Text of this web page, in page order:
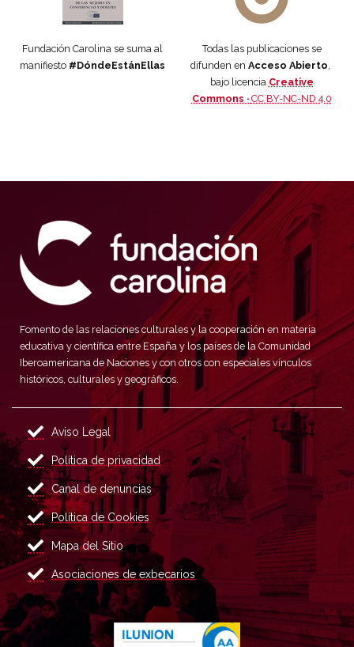
Fundación Carolina se suma al
manifiesto #DóndeEstánEllas
Todas las publicaciones se
difunden en Acceso Abierto,
bajo licencia Creative
Commons · CC BY-NC-ND 4.0
Fomento de las relaciones culturales y la cooperación en materia
educativa y científica entre España y los países de la Comunidad
Iberoamericana de Naciones y con otros con especiales vínculos
históricos, culturales y geográficos.
Aviso Legal
Política de privacidad
Canal de denuncias
Política de Cookies
Mapa del Sitio
Asociaciones de exbecarios